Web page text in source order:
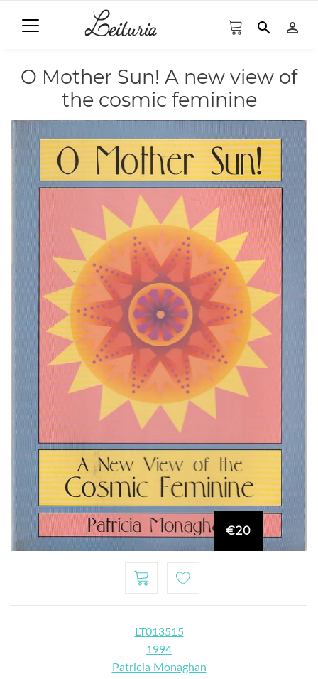
search person_outline
O Mother Sun! A new view of
the cosmic feminine
€20
LT013515
1994
Patricia Monaghan